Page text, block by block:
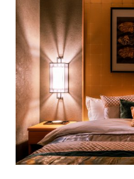
利家関連 史跡 一
犬千代ルート
加藤清正と名
清正関連 史跡 一